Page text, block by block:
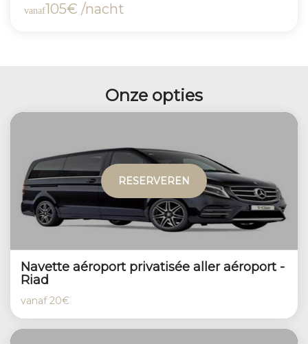
vanaf105€ /nacht
Onze opties
RESERVEREN
Navette aéroport privatisée aller aéroport -
Riad
vanaf20€